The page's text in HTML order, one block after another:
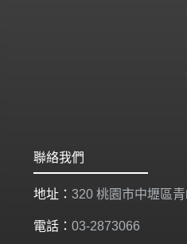
聯絡我們
地址： 320 桃園市中壢區
電話： 03-2873066